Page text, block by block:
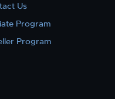
Us
Program
Program